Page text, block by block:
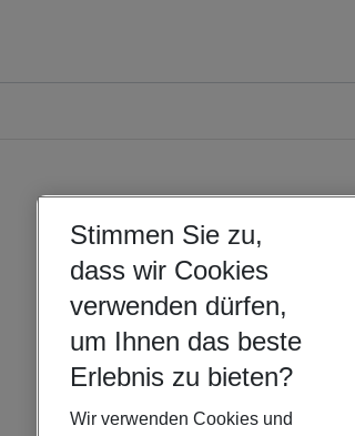
Stimmen Sie zu,
dass wir Cookies
verwenden dürfen,
um Ihnen das beste
Erlebnis zu bieten?
Wir verwenden Cookies und